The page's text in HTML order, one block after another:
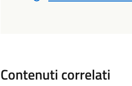
Contenuti correlati